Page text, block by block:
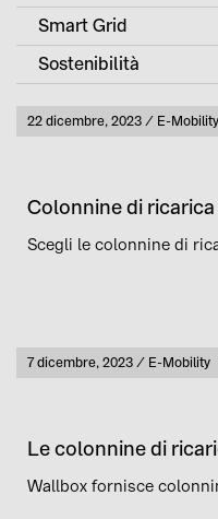
Smart Grid
Sostenibilità
Pubblicato
22 dicembre, 2023 Categoria
E-Mobility
Colonnine di
Scegli le colonnine di
Pubblicato
7 dicembre, 2023 Categoria
E-Mobility
Le colonnine di
Wallbox fornisce